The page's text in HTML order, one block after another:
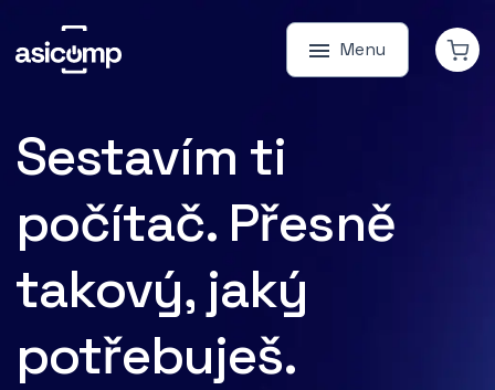
Menu
Sestavím ti
počítač. Přesně
takový, jaký
potřebuješ.